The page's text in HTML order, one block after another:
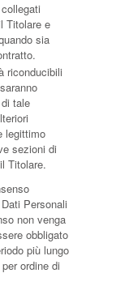
Titolare e
sia
riconducibili
tale
legittimo
sezioni di
Titolare.
Personali
non venga
obbligato
più lungo
ordine di